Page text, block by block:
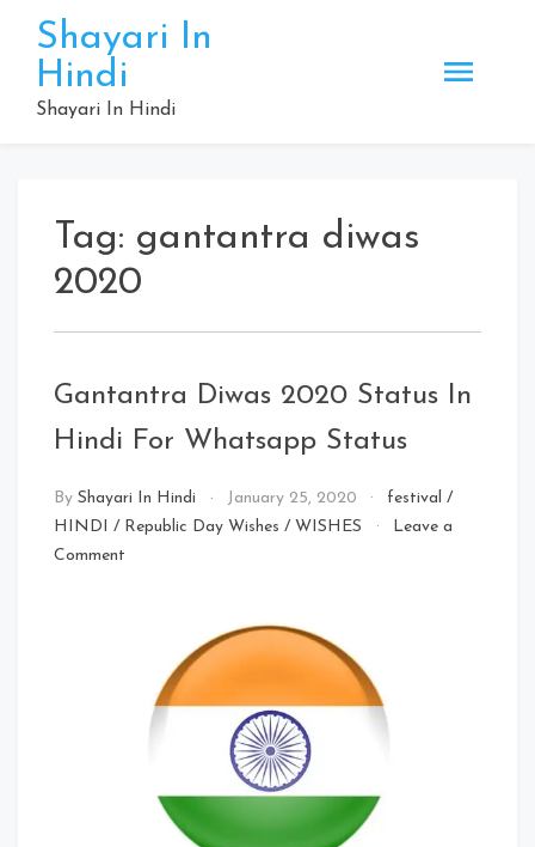
content
Shayari In
Hindi
Shayari In Hindi
Tag: gantantra diwas
2020
Gantantra Diwas 2020 Status In
Hindi For Whatsapp Status
By Shayari In Hindi January 25, 2020 festival /
HINDI / Republic Day Wishes / WISHES
Leave a
Comment
Hindi